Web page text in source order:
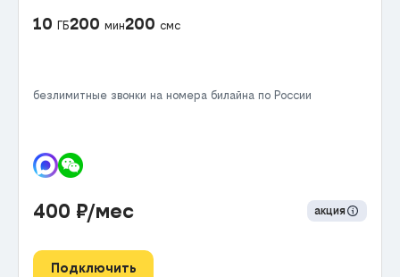
10 ГБ200 мин200 смс
безлимитные звонки на номера билайна по России
400 ₽/мес акция
Подключить